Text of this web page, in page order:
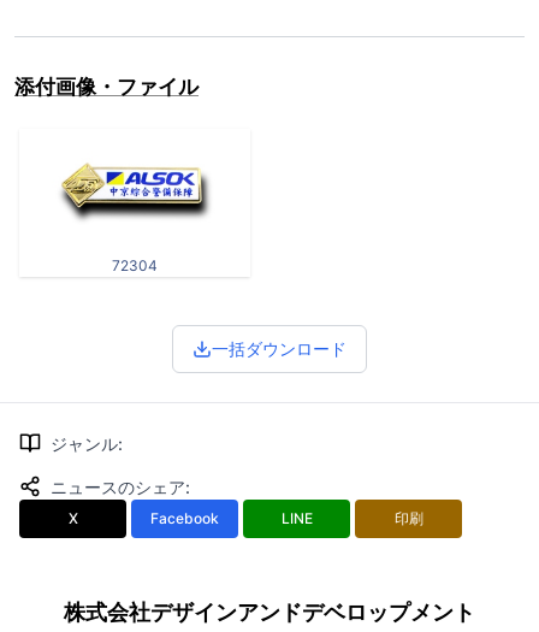
添付画像・ファイル
72304
一括ダウンロード
ジャンル:
ニュースのシェア:
X Facebook LINE 印刷
株式会社デザインアンドデベロップメント